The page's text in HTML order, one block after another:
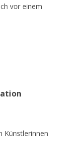
vor einem
Künstlerinnen